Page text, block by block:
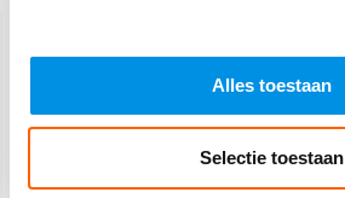
Alles toestaan
Selectie toestaan